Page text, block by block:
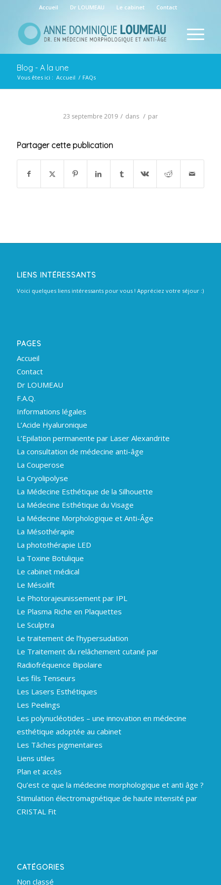
Accueil Dr LOUMEAU Le cabinet Contact
Blog - A la une
Vous êtes ici : Accueil / FAQs
23 septembre 2019 / dans / par
Partager cette publication
LIENS INTÉRESSANTS
Voici quelques liens intéressants pour vous ! Appréciez votre séjour :)
PAGES
Accueil
Contact
Dr LOUMEAU
F.A.Q.
Informations légales
L’Acide Hyaluronique
L’Epilation permanente par Laser Alexandrite
La consultation de médecine anti-âge
La Couperose
La Cryolipolyse
La Médecine Esthétique de la Silhouette
La Médecine Esthétique du Visage
La Médecine Morphologique et Anti-Âge
La Mésothérapie
La photothérapie LED
La Toxine Botulique
Le cabinet médical
Le Mésolift
Le Photorajeunissement par IPL
Le Plasma Riche en Plaquettes
Le Sculptra
Le traitement de l’hypersudation
Le Traitement du relâchement cutané par
Radiofréquence Bipolaire
Les fils Tenseurs
Les Lasers Esthétiques
Les Peelings
Les polynucléotides – une innovation en médecine
esthétique adoptée au cabinet
Les Tâches pigmentaires
Liens utiles
Plan et accès
Qu’est ce que la médecine morphologique et anti âge ?
Stimulation électromagnétique de haute intensité par
CRISTAL Fit
CATÉGORIES
Non classé